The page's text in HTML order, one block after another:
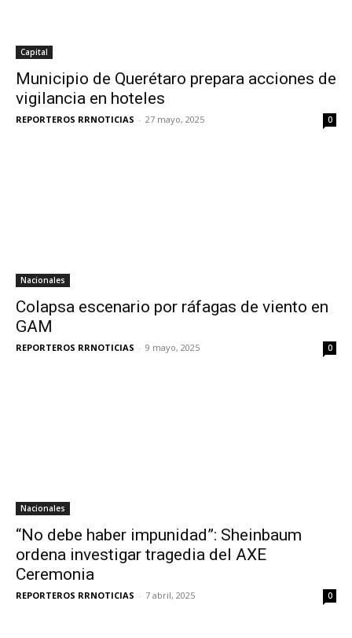
Capital
Municipio de Querétaro prepara acciones de
vigilancia en hoteles
REPORTEROS RRNOTICIAS - 27 mayo, 2025 0
Nacionales
Colapsa escenario por ráfagas de viento en
GAM
REPORTEROS RRNOTICIAS - 9 mayo, 2025 0
Nacionales
“No debe haber impunidad”: Sheinbaum
ordena investigar tragedia del AXE
Ceremonia
REPORTEROS RRNOTICIAS - 7 abril, 2025 0